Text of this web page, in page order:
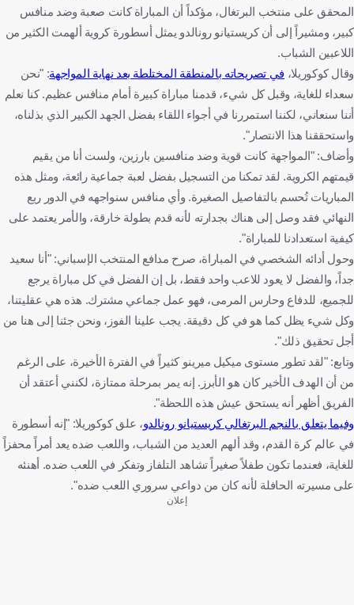
المحقق على منتخب البرتغال، مؤكداً أن المباراة كانت صعبة وضد منافس
كبير، ومشيراً إلى أن كريستيانو رونالدو يمثل أسطورة كروية ألهمت الكثير من
اللاعبين الشباب.
وقال كوكوريلا، في تصريحاته بالمنطقة المختلطة بعد نهاية المواجهة: "نحن
سعداء للغاية، وقبل كل شيء، قدمنا مباراة كبيرة أمام منافس عظيم. كنا نعلم
أننا سنعاني، لكننا استمررنا في أجواء اللقاء بفضل الجهد الكبير الذي بذلناه،
واستحققنا هذا الانتصار".
وأضاف: "المواجهة كانت قوية وضد منافسين بارزين، ولست أنا من يقيم
قيمتهم الكروية. لقد تمكنا من التسجيل بفضل لعبة جماعية رائعة، ومثل هذه
المباريات تُحسم بالتفاصيل الصغيرة. وأي منافس سنواجهه في الدور ربع
النهائي فقد وصل إلى هناك بجدارته لأنه قدم بطولة خارقة، والأمر يعتمد على
كيفية استعدادنا للمباراة".
وحول أدائه الشخصي في المباراة، صرح مدافع المنتخب الإسباني: "أنا سعيد
جداً، والفضل لا يعود للاعب واحد فقط، بل إن الفضل في كل مباراة يرجع
للجميع، للدفاع وحارس المرمى، فهو عمل جماعي مشترك. هذه هي عقليتنا،
وكل شيء يظل كما هو في كل دقيقة. يجب علينا الفوز، ونحن جئنا إلى هنا من
أجل تحقيق ذلك".
وتابع: "لقد تطور مستوى ميكيل ميرينو كثيراً في الفترة الأخيرة، على الرغم
من أن الهدف الأخير كان هو الأبرز. إنه يمر بمرحلة ممتازة، لكنني أعتقد أن
الفريق أظهر أنه يستحق عيش هذه اللحظة".
وفيما يتعلق بالنجم البرتغالي كريستيانو رونالدو، علق كوكوريلا: "إنه أسطورة
في عالم كرة القدم، وقد ألهم العديد من الشباب، واللعب ضده يعد أمراً محفزاً
للغاية، فعندما تكون طفلاً صغيراً تشاهد التلفاز وتفكر في اللعب ضده. أهنئه
على مسيرته الحافلة لأنه كان من دواعي سروري اللعب ضده".
إعلان